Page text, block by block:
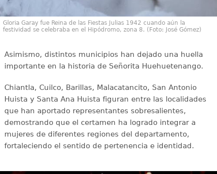
Gloria Garay fue Reina de las Fiestas Julias 1942 cuando aún la
festividad se celebraba en el Hipódromo, zona 8. (Foto: José Gómez)
Asimismo, distintos municipios han dejado una huella
importante en la historia de Señorita Huehuetenango.
Chiantla, Cuilco, Barillas, Malacatancito, San Antonio
Huista y Santa Ana Huista figuran entre las localidades
que han aportado representantes sobresalientes,
demostrando que el certamen ha logrado integrar a
mujeres de diferentes regiones del departamento,
fortaleciendo el sentido de pertenencia e identidad.